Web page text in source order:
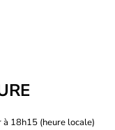
à 18h15 (heure locale)